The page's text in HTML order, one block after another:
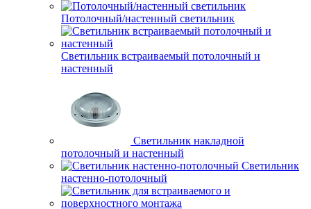
Потолочный/настенный светильник
Светильник встраиваемый потолочный и
настенный
Светильник накладной
потолочный и настенный
Светильник
настенно-потолочный